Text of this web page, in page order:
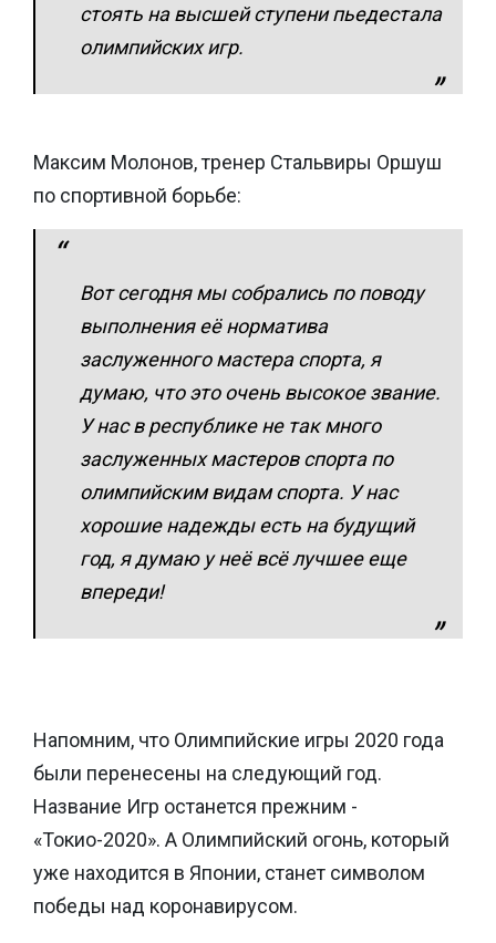
стоять на высшей ступени пьедестала
олимпийских игр.
Максим Молонов, тренер Стальвиры Оршуш
по спортивной борьбе:
Вот сегодня мы собрались по поводу
выполнения её норматива
заслуженного мастера спорта, я
думаю, что это очень высокое звание.
У нас в республике не так много
заслуженных мастеров спорта по
олимпийским видам спорта. У нас
хорошие надежды есть на будущий
год, я думаю у неё всё лучшее еще
впереди!
Напомним, что Олимпийские игры 2020 года
были перенесены на следующий год.
Название Игр останется прежним -
«Токио-2020». А Олимпийский огонь, который
уже находится в Японии, станет символом
победы над коронавирусом.